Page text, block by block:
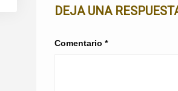
DEJA UNA
Comentario *